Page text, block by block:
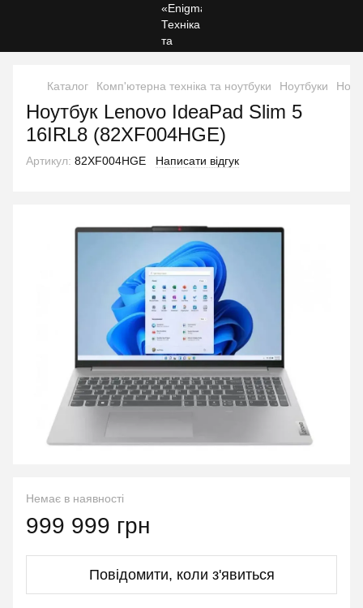
Каталог Комп'ютерна техніка та ноутбуки Ноутбуки
Ноутбук Lenovo IdeaPad Slim 5
16IRL8 (82XF004HGE)
Артикул: 82XF004HGE Написати відгук
Немає в наявності
999 999 грн
Повідомити, коли з'явиться